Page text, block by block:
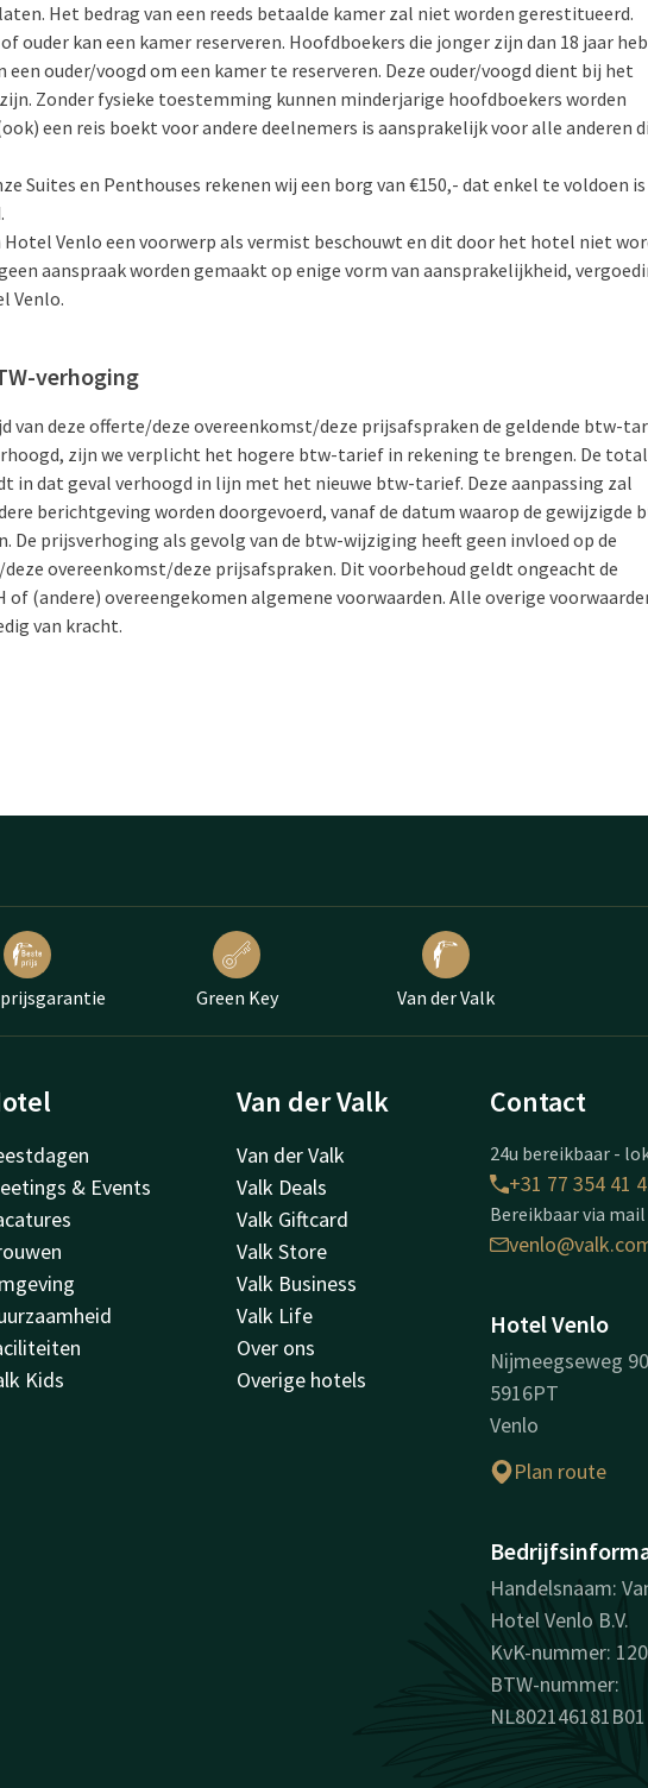
Het bedrag van een reeds betaalde kamer zal niet worden gerestitueerd.
ouder kan een kamer reserveren. Hoofdboekers die jonger zijn dan 18 jaar
ouder/voogd om een kamer te reserveren. Deze ouder/voogd dient bij het
Zonder fysieke toestemming kunnen minderjarige hoofdboekers worden
een reis boekt voor andere deelnemers is aansprakelijk voor alle anderen
Suites en Penthouses rekenen wij een borg van €150,- dat enkel te voldoen
Hotel Venlo een voorwerp als vermist beschouwt en dit door het hotel niet
aanspraak worden gemaakt op enige vorm van aansprakelijkheid,
Venlo.
verhoging
van deze offerte/deze overeenkomst/deze prijsafspraken de geldende btw-
zijn we verplicht het hogere btw-tarief in rekening te brengen. De
in dat geval verhoogd in lijn met het nieuwe btw-tarief. Deze aanpassing zal
berichtgeving worden doorgevoerd, vanaf de datum waarop de gewijzigde
De prijsverhoging als gevolg van de btw-wijziging heeft geen invloed op de
overeenkomst/deze prijsafspraken. Dit voorbehoud geldt ongeacht de
of (andere) overeengekomen algemene voorwaarden. Alle overige
van kracht.
Green Key Van der Valk
& Events
Kids
Van der Valk
Van der Valk
Valk Deals
Valk Giftcard
Valk Store
Valk Business
Valk Life
Over ons
Overige hotels
Contact
24u bereikbaar -
+31 77 354 41
Bereikbaar via mail
Hotel Venlo
Nijmeegseweg 90
5916PT
Venlo
Plan route
Handelsnaam:
Hotel Venlo B.V.
KvK-nummer:
BTW-nummer:
NL802146181B01